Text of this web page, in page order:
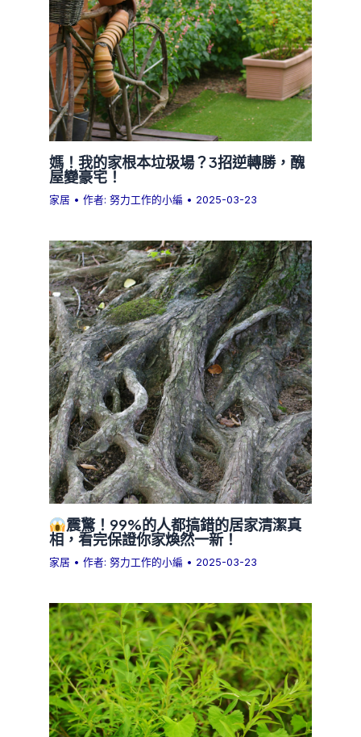
媽！我的家根本垃圾場？3招逆轉勝，醜
屋變豪宅！
家居 • 作者:努力工作的小編 • 2025-03-23
震驚！99%的人都搞錯的居家清潔真
相，看完保證你家煥然一新！
家居 • 作者:努力工作的小編 • 2025-03-23